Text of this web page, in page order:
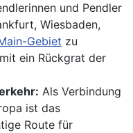
und Pendler
Wiesbaden,
Gebiet zu
ein Rückgrat der
Als Verbindung
ist das
Route für